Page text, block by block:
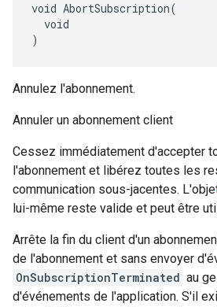
void AbortSubscription(
  void
)
Annulez l'abonnement.
Annuler un abonnement client
Cessez immédiatement d'accepter
l'abonnement et libérez toutes les
communication sous-jacentes.
lui-même reste valide et peut être
Arrête la fin du client d'un
de l'abonnement et sans envoyer
OnSubscriptionTerminated au
d'événements de l'application. S'il